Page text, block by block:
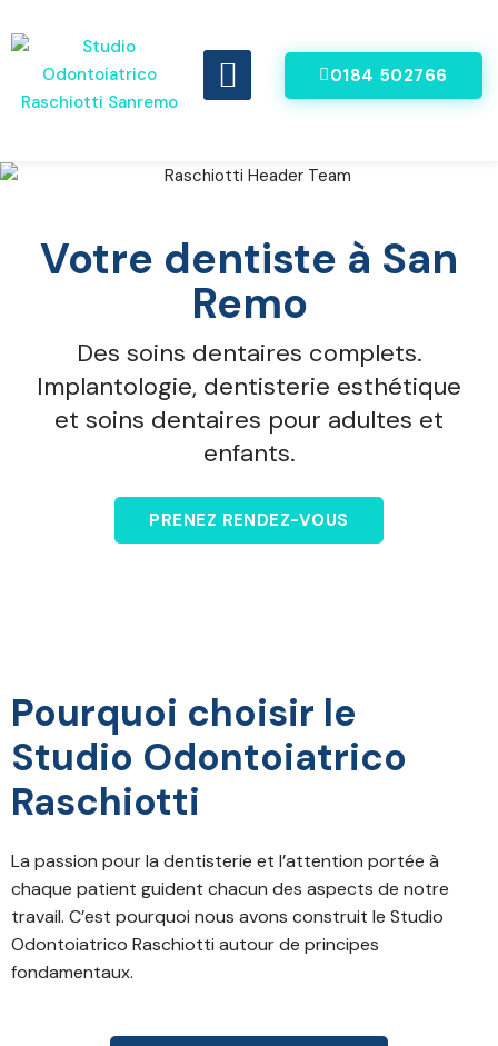
0184 502766
Votre dentiste à San
Remo
Des soins dentaires complets.
Implantologie, dentisterie esthétique
et soins dentaires pour adultes et
enfants.
PRENEZ RENDEZ-VOUS
Pourquoi choisir le
Studio Odontoiatrico
Raschiotti
La passion pour la dentisterie et l’attention portée à
chaque patient guident chacun des aspects de notre
travail. C’est pourquoi nous avons construit le Studio
Odontoiatrico Raschiotti autour de principes
fondamentaux.